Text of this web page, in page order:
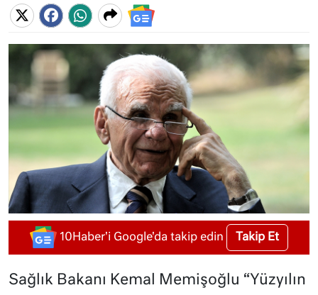
10Haber'i Google'da takip edin Takip Et
Sağlık Bakanı Kemal Memişoğlu “Yüzyılın